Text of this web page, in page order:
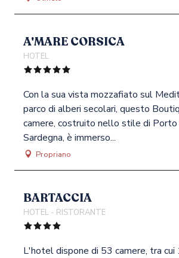
A'MARE CORSICA
HOTEL
Con la sua vista mozzafiato sul
parco di alberi secolari, questo
camere, costruito nello stile di Porto
Sardegna, è immerso...
Propriano
BARTACCIA
HOTEL - RISTORANTE
L'hotel dispone di 53 camere, tra cui